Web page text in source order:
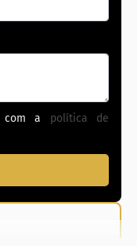
com a política de